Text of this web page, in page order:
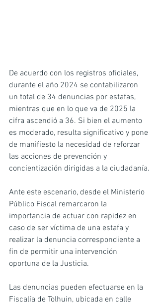
De acuerdo con los registros oficiales,
durante el año 2024 se contabilizaron
un total de 34 denuncias por estafas,
mientras que en lo que va de 2025 la
cifra ascendió a 36. Si bien el aumento
es moderado, resulta significativo y pone
de manifiesto la necesidad de reforzar
las acciones de prevención y
concientización dirigidas a la ciudadanía.
Ante este escenario, desde el Ministerio
Público Fiscal remarcaron la
importancia de actuar con rapidez en
caso de ser víctima de una estafa y
realizar la denuncia correspondiente a
fin de permitir una intervención
oportuna de la Justicia.
Las denuncias pueden efectuarse en la
Fiscalía de Tolhuin, ubicada en calle